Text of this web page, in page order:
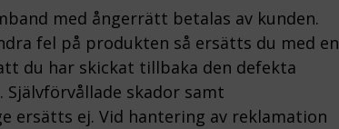
med ångerrätt betalas av kunden.
fel på produkten så ersätts du med en
du har skickat tillbaka den defekta
Självförvållade skador samt
ersätts ej. Vid hantering av reklamation